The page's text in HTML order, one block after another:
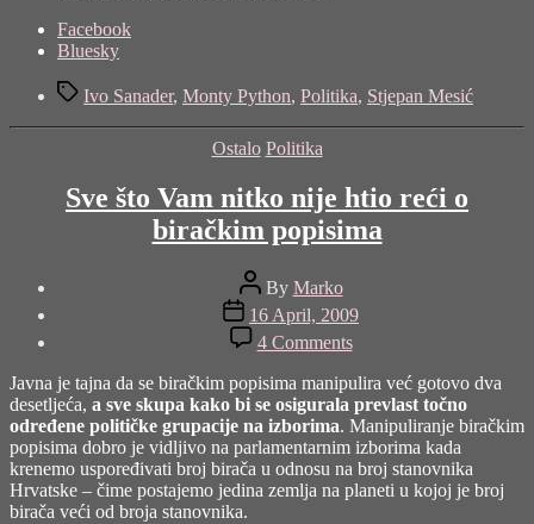
Share
"Belgijanci"
Facebook
Bluesky
TagsIvo Sanader, Monty Python, Politika, Stjepan Mesić
Categories
Ostalo Politika
Sve što Vam nitko nije htio reći o
biračkim popisima
Post
author
By Marko
Post
date
16 April, 2009
4 Commentson
Sve
što
Vam
nitko
nije
htio
reći
Javna je tajna da se biračkim popisima manipulira već gotovo dva
desetljeća, a sve skupa kako bi se osigurala prevlast točno
određene političke grupacije na izborima. Manipuliranje biračkim
popisima dobro je vidljivo na parlamentarnim izborima kada
krenemo uspoređivati broj birača u odnosu na broj stanovnika
Hrvatske – čime postajemo jedina zemlja na planeti u kojoj je broj
birača veći od broja stanovnika.